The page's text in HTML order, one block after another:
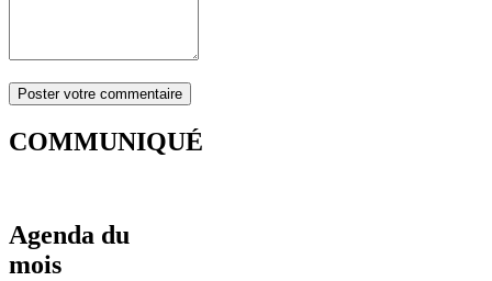
COMMUNIQUÉ
Agenda du
mois